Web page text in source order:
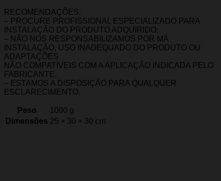
RECOMENDAÇÕES:
– PROCURE PROFISSIONAL ESPECIALIZADO PARA
INSTALAÇÃO DO PRODUTO ADQUIRIDO;
– NÃO NOS RESPONSABILIZAMOS POR MÁ
INSTALAÇÃO, USO INADEQUADO DO PRODUTO OU
ADAPTAÇÕES
NÃO COMPATÍVEIS COM A APLICAÇÃO INDICADA PELO
FABRICANTE.
– ESTAMOS A DISPOSIÇÃO PARA QUALQUER
ESCLARECIMENTO.
Peso
1000 g
Dimensões 25 × 30 × 30 cm